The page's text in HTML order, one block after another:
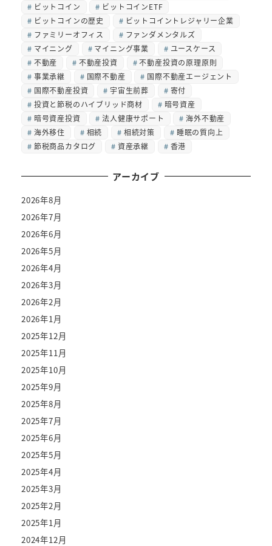
ビットコイン
ビットコインETF
ビットコインの歴史
ビットコイントレジャリー企業
ファミリーオフィス
ファンダメンタルズ
マイニング
マイニング事業
ユースケース
不動産
不動産投資
不動産投資の原理原則
事業承継
国際不動産
国際不動産エージェント
国際不動産投資
宇宙生前葬
寄付
投資と節税のハイブリッド商材
暗号資産
暗号資産投資
法人健康サポート
海外不動産
海外移住
相続 相続対策
睡眠の質向上
節税商品カタログ
資産承継 香港
アーカイブ
2026年8月
2026年7月
2026年6月
2026年5月
2026年4月
2026年3月
2026年2月
2026年1月
2025年12月
2025年11月
2025年10月
2025年9月
2025年8月
2025年7月
2025年6月
2025年5月
2025年4月
2025年3月
2025年2月
2025年1月
2024年12月